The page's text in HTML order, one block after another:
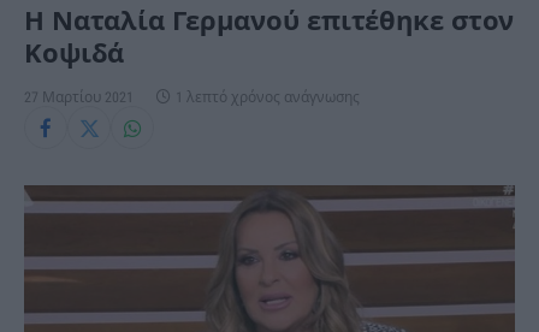
Η Ναταλία Γερμανού επιτέθηκε στον
Κοψιδά
27 Μαρτίου 2021 1 λεπτό χρόνος ανάγνωσης